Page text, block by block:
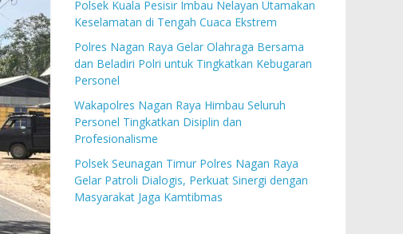
Polsek Kuala Pesisir Imbau Nelayan Utamakan
Keselamatan di Tengah Cuaca Ekstrem
Polres Nagan Raya Gelar Olahraga Bersama
dan Beladiri Polri untuk Tingkatkan Kebugaran
Personel
Wakapolres Nagan Raya Himbau Seluruh
Personel Tingkatkan Disiplin dan
Profesionalisme
Polsek Seunagan Timur Polres Nagan Raya
Gelar Patroli Dialogis, Perkuat Sinergi dengan
Masyarakat Jaga Kamtibmas